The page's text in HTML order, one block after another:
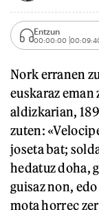
Entzun
00:00:00
Nork erranen
euskaraz eman
aldizkarian,
zuten:
joseta bat;
hedatuz doha,
guisaz non,
mota horrec